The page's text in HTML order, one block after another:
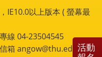
IE10.0以上版本 ( 螢幕最
線 04-23504545
箱 angow@thu.edu.tw
活動